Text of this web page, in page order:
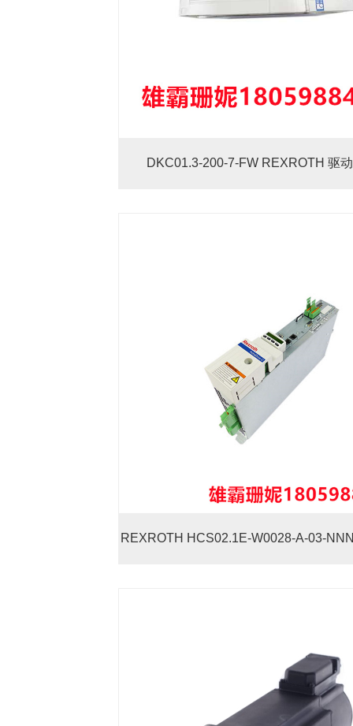
DKC01.3-200-7-FW REXROTH 驱
REXROTH HCS02.1E-W0028-A-03-